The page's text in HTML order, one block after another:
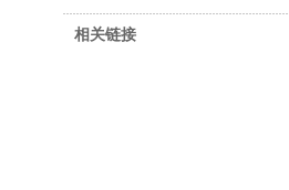
相关链接